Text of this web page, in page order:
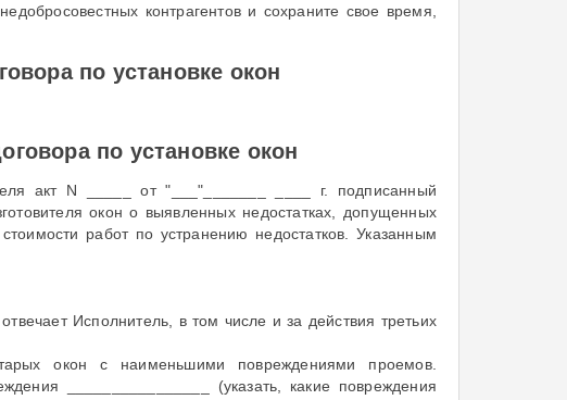
контрагентов и сохраните свое время,
по установке окон
по установке окон
акт N _____ от "___"_______ ____ г. подписанный
окон о выявленных недостатках, допущенных
работ по устранению недостатков. Указанным
Исполнитель, в том числе и за действия третьих
окон с наименьшими повреждениями проемов.
________________ (указать, какие повреждения